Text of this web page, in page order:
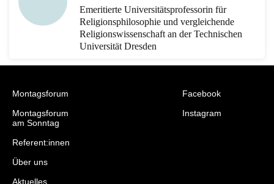
Emeritierte Universitätsprofessorin für
Religionsphilosophie und vergleichende
Religionswissenschaft an der Technischen
Universität Dresden
Montagsforum
Montagsforum
am Sonntag
Referent:innen
Über uns
Aktuelles
Facebook
Instagram